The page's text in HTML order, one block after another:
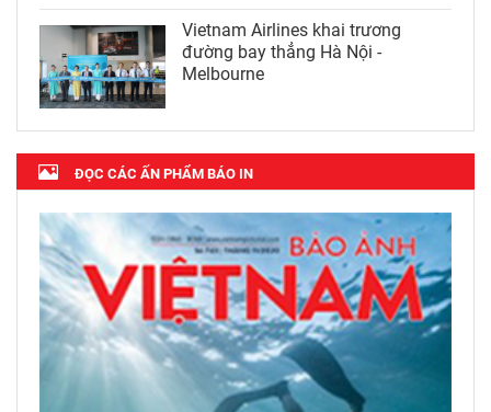
Vietnam Airlines khai trương
đường bay thẳng Hà Nội -
Melbourne
ĐỌC CÁC ẤN PHẨM BÁO IN